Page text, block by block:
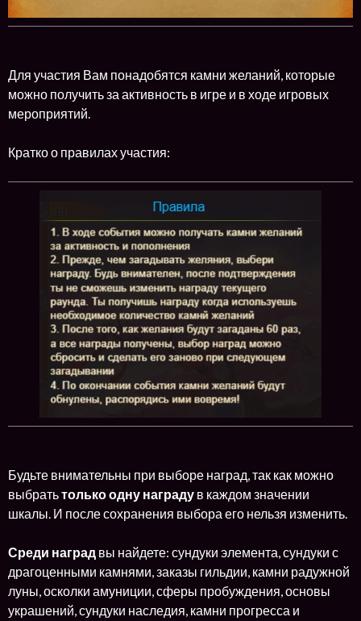
Для участия Вам понадобятся камни желаний, которые
можно получить за активность в игре и в ходе игровых
мероприятий.
Кратко о правилах участия:
Будьте внимательны при выборе наград, так как можно
выбратьтолько одну награду в каждом значении
шкалы. И после сохранения выбора его нельзя изменить.
Среди наград вы найдете: сундуки элемента, сундуки с
драгоценными камнями, заказы гильдии, камни радужной
луны, осколки амуниции, сферы пробуждения, основы
украшений, сундуки наследия, камни прогресса и